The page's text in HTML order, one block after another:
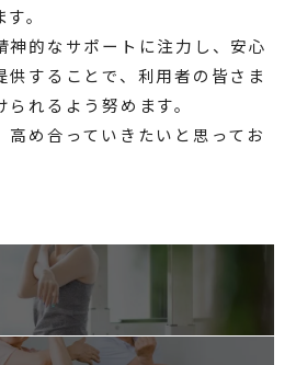
。
神的なサポートに注力し、安心
供することで、利用者の皆さま
れるよう努めます。
高め合っていきたいと思ってお